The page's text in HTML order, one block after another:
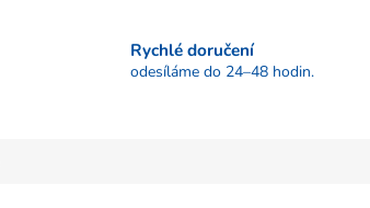
Rychlé doručení
odesíláme do 24–48 hodin.